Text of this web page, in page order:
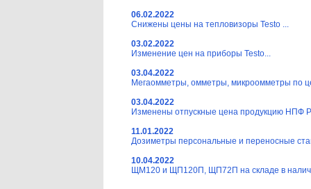
06.02.2022
Снижены цены на тепловизоры Testo ...
03.02.2022
Изменение цен на приборы Testo...
03.04.2022
Мегаомметры, омметры, микроомметры по
03.04.2022
Изменены отпускные цена продукцию НПФ
11.01.2022
Дозиметры персональные и переносные
10.04.2022
ЩМ120 и ЩП120П, ЩП72П на складе в